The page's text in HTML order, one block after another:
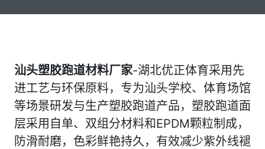
汕头塑胶跑道材料厂家-湖北优正体育采用先
进工艺与环保原料，专为汕头学校、体育场馆
等场景研发与生产塑胶跑道产品，塑胶跑道面
层采用自单、双组分材料和EPDM颗粒制成，
防滑耐磨，色彩鲜艳持久，有效减少紫外线褪